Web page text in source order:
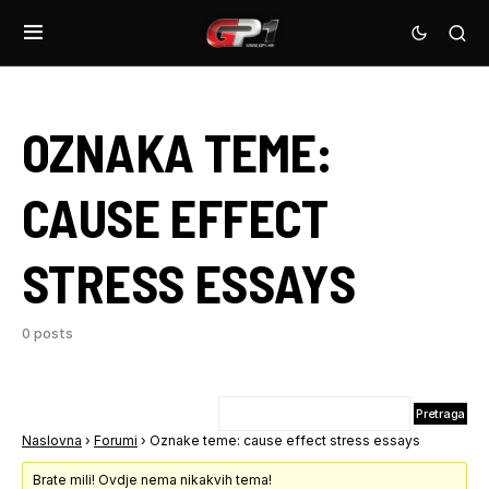
OZNAKA TEME:
CAUSE EFFECT
STRESS ESSAYS
0 posts
Naslovna › Forumi › Oznake teme: cause effect stress essays
Brate mili! Ovdje nema nikakvih tema!